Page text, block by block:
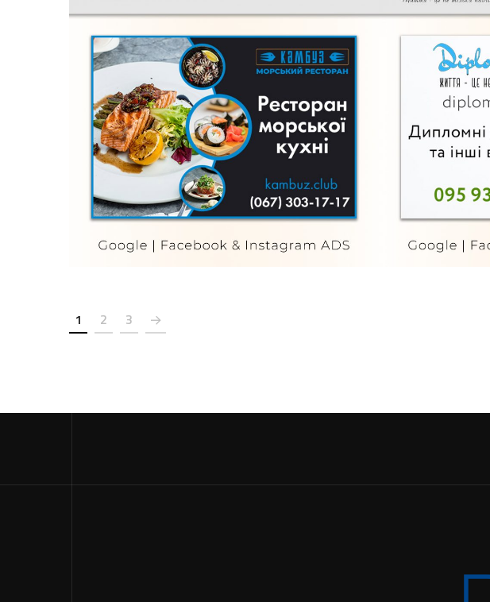
Kambuz
FURNITURE
1 2 3